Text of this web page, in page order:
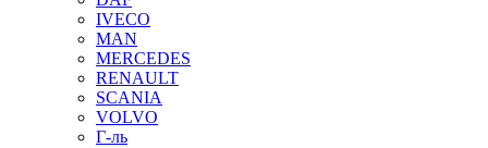
IVECO
MAN
MERCEDES
RENAULT
SCANIA
VOLVO
Г-ль